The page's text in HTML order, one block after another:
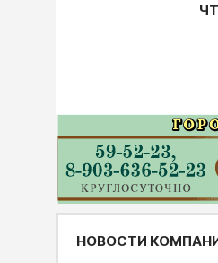
НОВОСТИ